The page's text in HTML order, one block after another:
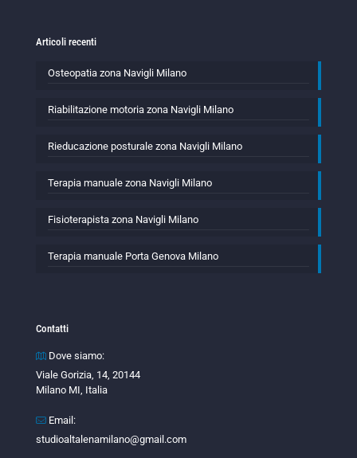
Articoli recenti
Osteopatia zona Navigli Milano
Riabilitazione motoria zona Navigli Milano
Rieducazione posturale zona Navigli Milano
Terapia manuale zona Navigli Milano
Fisioterapista zona Navigli Milano
Terapia manuale Porta Genova Milano
Contatti
Dove siamo:
Viale Gorizia, 14, 20144
Milano MI, Italia
Email:
studioaltalenamilano@gmail.com